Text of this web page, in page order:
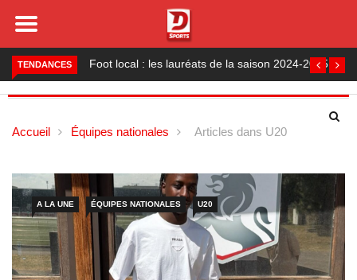
TENDANCES Foot local : les lauréats de la saison 2024-2025
Accueil Équipes nationales Articles dans U20
A LA UNE ÉQUIPES NATIONALES U20